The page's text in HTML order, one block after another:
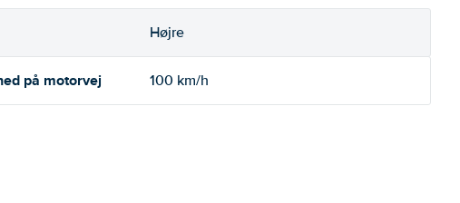
Højre
på motorvej 100 km/h